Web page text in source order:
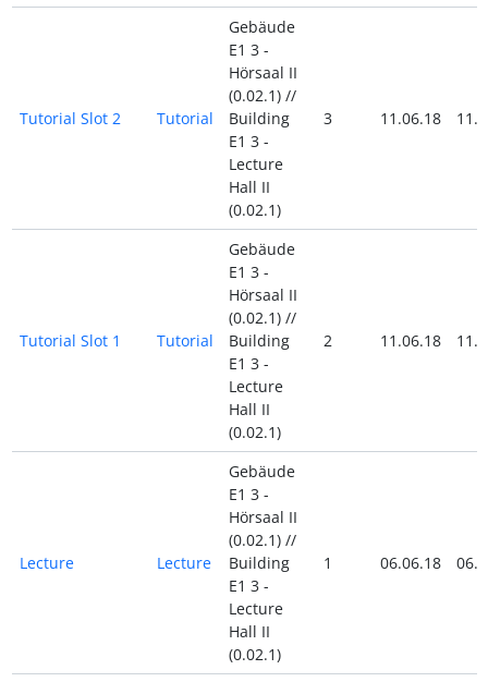
Tutorial Slot 2 Tutorial
Gebäude
E1 3 -
Hörsaal II
(0.02.1) //
Building
E1 3 -
Lecture
Hall II
(0.02.1)
3 11.06.18
Tutorial Slot 1 Tutorial
Gebäude
E1 3 -
Hörsaal II
(0.02.1) //
Building
E1 3 -
Lecture
Hall II
(0.02.1)
2 11.06.18
Lecture Lecture
Gebäude
E1 3 -
Hörsaal II
(0.02.1) //
Building
E1 3 -
Lecture
Hall II
(0.02.1)
1 06.06.18